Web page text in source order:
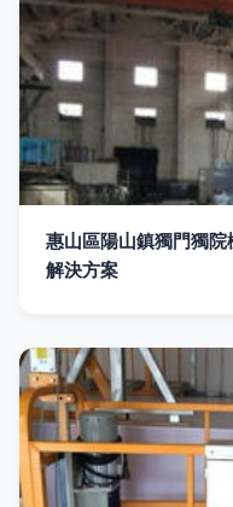
惠山區陽山鎮獨門獨
解決方案